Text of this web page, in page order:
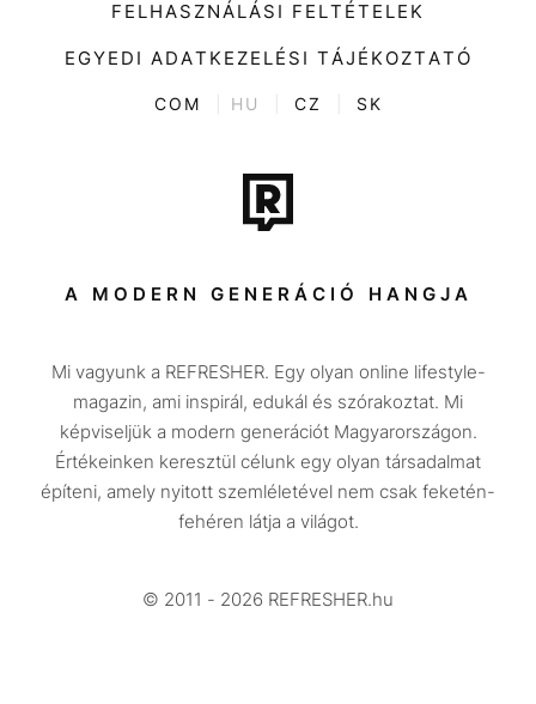
Kultúra
ENTR
Tech-Tudomány
Sport
Társadalom
Utazás
Életmód
Design
Beszélgetések
Videó
FELHASZNÁLÁSI FELTÉTELEK
EGYEDI ADATKEZELÉSI TÁJÉKOZTATÓ
COM HU CZ SK
A MODERN GENERÁCIÓ HANGJA
Mi vagyunk a REFRESHER. Egy olyan online lifestyle-
magazin, ami inspirál, edukál és szórakoztat. Mi
képviseljük a modern generációt Magyarországon.
Értékeinken keresztül célunk egy olyan társadalmat
építeni, amely nyitott szemléletével nem csak feketén-
fehéren látja a világot.
© 2011 - 2026 REFRESHER.hu